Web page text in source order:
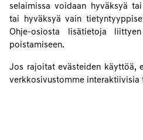
selaimissa voidaan hyväksyä
tai hyväksyä vain
Ohje-osiosta lisätietoja
poistamiseen.
Jos rajoitat evästeiden käyttöä,
verkkosivustomme interaktiivisia